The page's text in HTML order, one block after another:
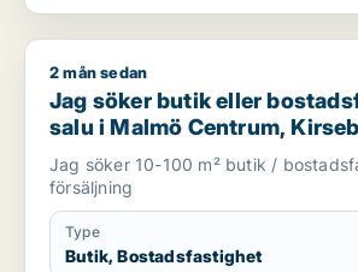
Jag söker butik eller
2 mån sedan
Jag söker butik eller
salu i Malmö Centrum,
Fosie m.fl.
Jag söker 10-100 m² butik /
försäljning
Type
Butik, Bostadsfastighet